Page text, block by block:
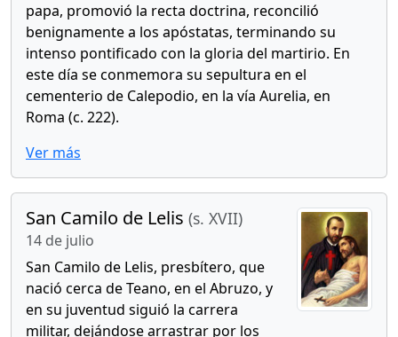
papa, promovió la recta doctrina, reconcilió
benignamente a los apóstatas, terminando su
intenso pontificado con la gloria del martirio. En
este día se conmemora su sepultura en el
cementerio de Calepodio, en la vía Aurelia, en
Roma (c. 222).
Ver más
San Camilo de Lelis (s. XVII)
14 de julio
San Camilo de Lelis, presbítero, que
nació cerca de Teano, en el Abruzo, y
en su juventud siguió la carrera
militar, dejándose arrastrar por los